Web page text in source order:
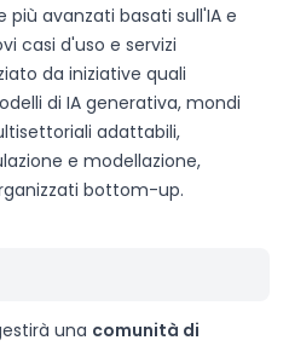
avanzati basati sull'IA e
casi d'uso e servizi
da iniziative quali
di IA generativa, mondi
adattabili,
e modellazione,
bottom-up.
una comunità di